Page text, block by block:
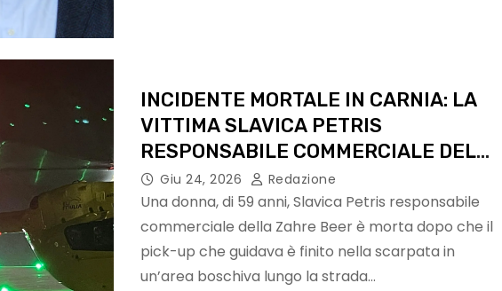
INCIDENTE MORTALE IN CARNIA: LA
VITTIMA SLAVICA PETRIS
RESPONSABILE COMMERCIALE DEL
ZAHRE BEER
Giu 24, 2026 Redazione
Una donna, di 59 anni, Slavica Petris responsabile
commerciale della Zahre Beer è morta dopo che il
pick-up che guidava è finito nella scarpata in
un’area boschiva lungo la strada…